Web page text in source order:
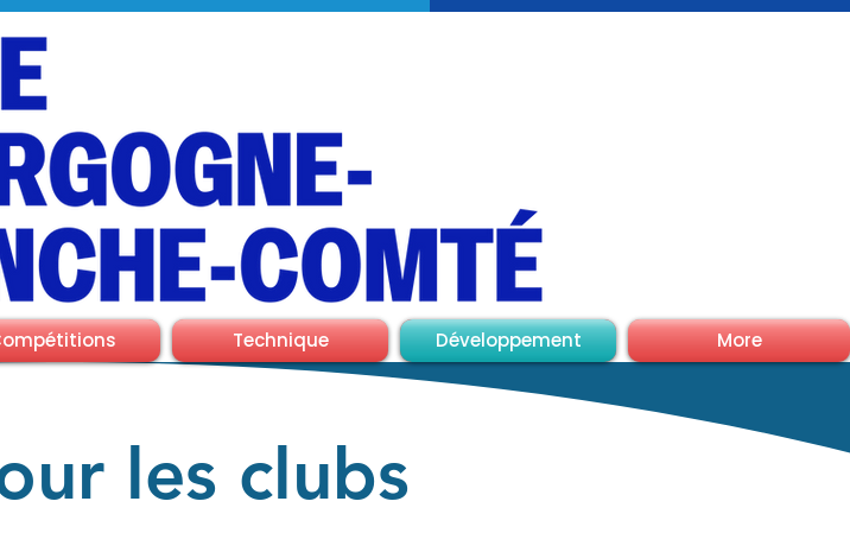
Technique Développement More
les clubs